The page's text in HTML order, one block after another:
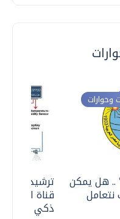
ترشيدا
قناة
ذكي
وحوارات
.. هل يمكن
نتعامل